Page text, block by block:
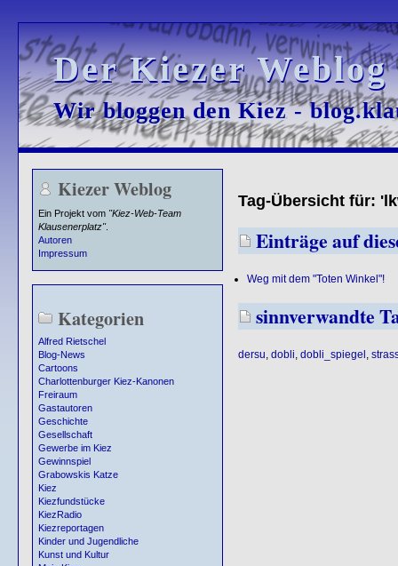
Der Kiezer
Der Kiezer
Wir bloggen den Kiez -
Wir bloggen den Kiez -
Kiezer Weblog
Ein Projekt vom "Kiez-Web-Team
Klausenerplatz".
Autoren
Impressum
Kategorien
Alfred Rietschel
Blog-News
Cartoons
Charlottenburger Kiez-Kanonen
Freiraum
Gastautoren
Geschichte
Gesellschaft
Gewerbe im Kiez
Gewinnspiel
Grabowskis Katze
Kiez
Kiezfundstücke
KiezRadio
Kiezreportagen
Kinder und Jugendliche
Kunst und Kultur
Tag-Übersicht für:
Einträge auf
Weg mit dem "Toten Winkel"!
sinnverwandte
dersu dobli dobli_spiegel